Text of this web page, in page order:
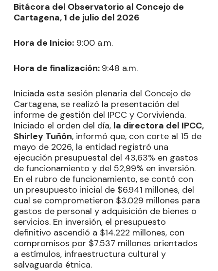
Bitácora del Observatorio al Concejo de
Cartagena, 1 de julio del 2026
Hora de Inicio: 9:00 a.m.
Hora de finalización: 9:48 a.m.
Iniciada esta sesión plenaria del Concejo de
Cartagena, se realizó la presentación del
informe de gestión del IPCC y Corvivienda.
Iniciado el orden del día, la directora del IPCC,
Shirley Tuñón, informó que, con corte al 15 de
mayo de 2026, la entidad registró una
ejecución presupuestal del 43,63% en gastos
de funcionamiento y del 52,99% en inversión.
En el rubro de funcionamiento, se contó con
un presupuesto inicial de $6.941 millones, del
cual se comprometieron $3.029 millones para
gastos de personal y adquisición de bienes o
servicios. En inversión, el presupuesto
definitivo ascendió a $14.222 millones, con
compromisos por $7.537 millones orientados
a estímulos, infraestructura cultural y
salvaguarda étnica.